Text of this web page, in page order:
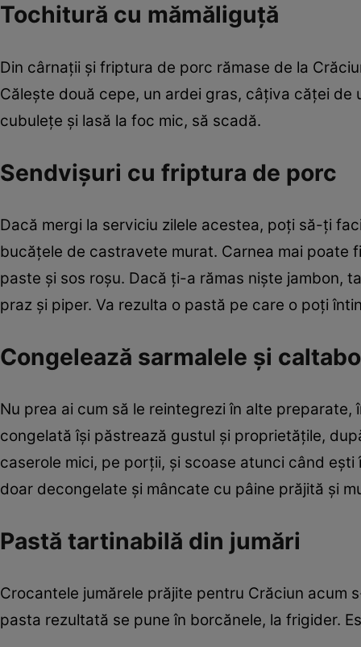
Tochitură cu mămăliguță
Din cârnații și friptura de porc rămase de la
Călește două cepe, un ardei gras, câțiva căței
cubulețe și lasă la foc mic, să scadă.
Sendvișuri cu friptura de porc
Dacă mergi la serviciu zilele acestea, poți să-ți
bucățele de castravete murat. Carnea mai
paste și sos roșu. Dacă ți-a rămas niște jambon,
praz și piper. Va rezulta o pastă pe care o poți
Congelează sarmalele și
Nu prea ai cum să le reintegrezi în alte
congelată își păstrează gustul și proprietățile,
caserole mici, pe porții, și scoase atunci când
doar decongelate și mâncate cu pâine prăjită și
Pastă tartinabilă din jumări
Crocantele jumărele prăjite pentru Crăciun acum
pasta rezultată se pune în borcănele, la frigider.